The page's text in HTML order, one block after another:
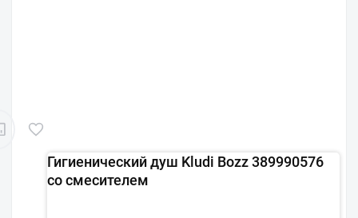
Гигиенический душ Kludi Bozz 389990576
со смесителем